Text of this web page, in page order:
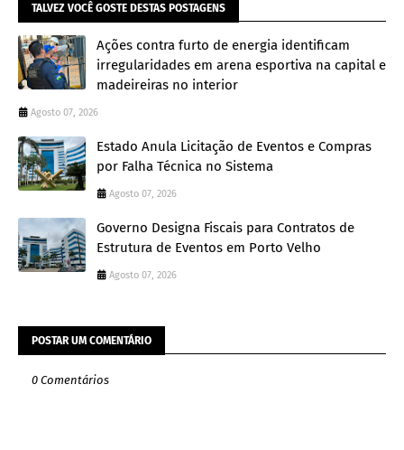
TALVEZ VOCÊ GOSTE DESTAS POSTAGENS
Ações contra furto de energia identificam
irregularidades em arena esportiva na capital e
madeireiras no interior
Agosto 07, 2026
Estado Anula Licitação de Eventos e Compras
por Falha Técnica no Sistema
Agosto 07, 2026
Governo Designa Fiscais para Contratos de
Estrutura de Eventos em Porto Velho
Agosto 07, 2026
POSTAR UM COMENTÁRIO
0 Comentários